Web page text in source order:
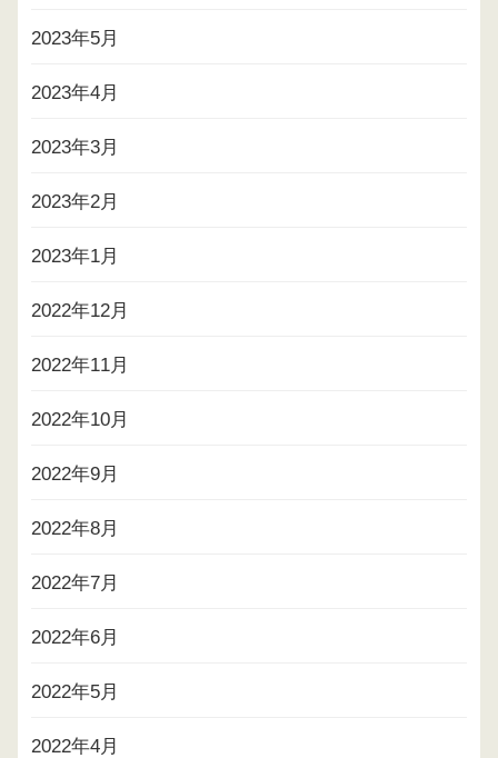
2023年5月
2023年4月
2023年3月
2023年2月
2023年1月
2022年12月
2022年11月
2022年10月
2022年9月
2022年8月
2022年7月
2022年6月
2022年5月
2022年4月